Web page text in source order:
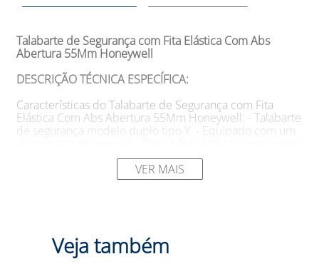
Talabarte de Segurança com Fita Elástica Com Abs
Abertura 55Mm Honeywell
DESCRIÇÃO TÉCNICA ESPECÍFICA:
Características do Talabarte de Segurança com Fita
Elástica Com Abs Abertura 55Mm Honeywell: - Talabarte
de segurança modelo duplo tipo Y. - Equipado com um
com dupla trava de segurança, com abertura de 55 mm
em ambas as extremidades. - Comprimento: 1,5 m. -
Tensão de ruptura: 22 kN. - Peso: 1,6 kg. - Certificações:
- Ideal para uso em atividades de escalada em locais
onde não há uma linha de vida permanentemente
VER MAIS
Veja também